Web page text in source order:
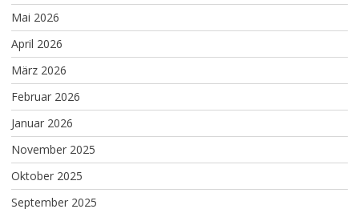
Mai 2026
April 2026
März 2026
Februar 2026
Januar 2026
November 2025
Oktober 2025
September 2025